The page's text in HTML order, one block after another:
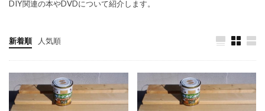
DIY関連の本やDVDについて紹介します。
新着順 人気順